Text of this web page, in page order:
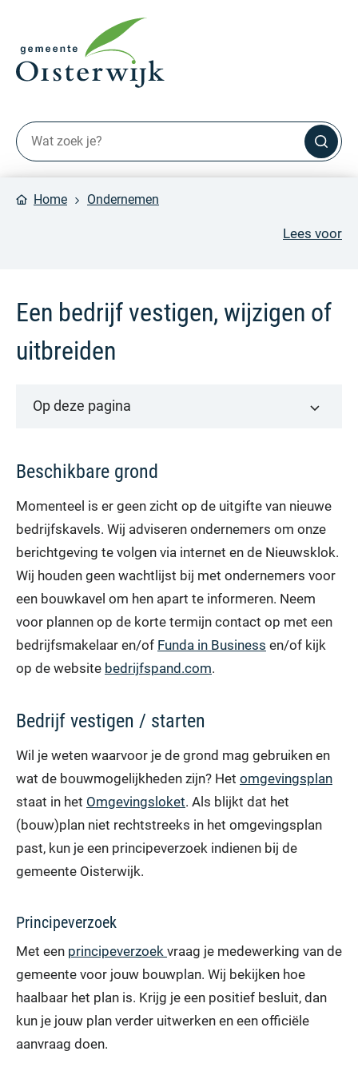
Home Ondernemen
Lees voor
Een bedrijf vestigen, wijzigen of
uitbreiden
Beschikbare grond
Momenteel is er geen zicht op de uitgifte van nieuwe
bedrijfskavels. Wij adviseren ondernemers om onze
berichtgeving te volgen via internet en de Nieuwsklok.
Wij houden geen wachtlijst bij met ondernemers voor
een bouwkavel om hen apart te informeren. Neem
voor plannen op de korte termijn contact op met een
bedrijfsmakelaar en/of Funda in Business en/of kijk
op de website bedrijfspand.com.
Bedrijf vestigen / starten
Wil je weten waarvoor je de grond mag gebruiken en
wat de bouwmogelijkheden zijn? Het omgevingsplan
staat in het Omgevingsloket. Als blijkt dat het
(bouw)plan niet rechtstreeks in het omgevingsplan
past, kun je een principeverzoek indienen bij de
gemeente Oisterwijk.
Principeverzoek
Met een principeverzoek vraag je medewerking van de
gemeente voor jouw bouwplan. Wij bekijken hoe
haalbaar het plan is. Krijg je een positief besluit, dan
kun je jouw plan verder uitwerken en een officiële
aanvraag doen.
Op deze pagina